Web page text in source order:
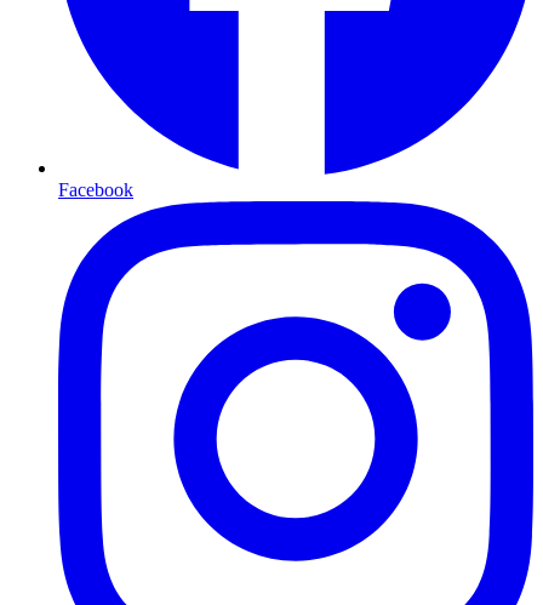
Facebook